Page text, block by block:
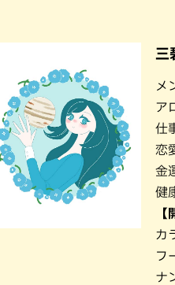
三
メ
ア
仕
恋
金
健
【
カ
フ
ナ